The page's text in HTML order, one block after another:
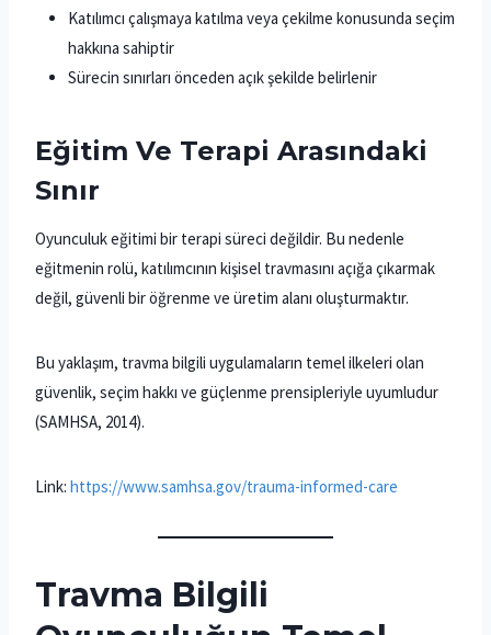
Katılımcı çalışmaya katılma veya çekilme konusunda seçim
hakkına sahiptir
Sürecin sınırları önceden açık şekilde belirlenir
Eğitim Ve Terapi Arasındaki
Sınır
Oyunculuk eğitimi bir terapi süreci değildir. Bu nedenle
eğitmenin rolü, katılımcının kişisel travmasını açığa çıkarmak
değil, güvenli bir öğrenme ve üretim alanı oluşturmaktır.
Bu yaklaşım, travma bilgili uygulamaların temel ilkeleri olan
güvenlik, seçim hakkı ve güçlenme prensipleriyle uyumludur
(SAMHSA, 2014).
Link: https://www.samhsa.gov/trauma-informed-care
Travma Bilgili